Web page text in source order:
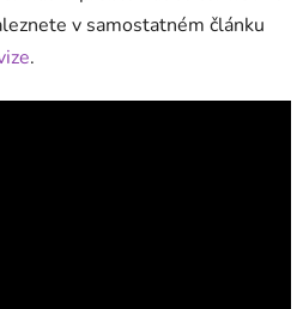
v samostatném článku
.